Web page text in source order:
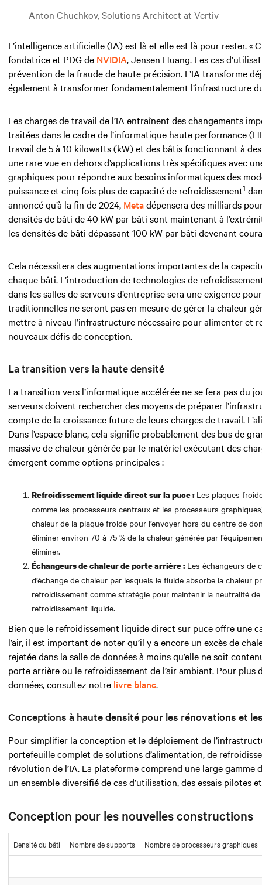
— Anton Chuchkov, Solutions Architect at Vertiv
L’intelligence artificielle (IA)est là et elle est là pour rester. «
fondatrice et PDG de NVIDIA, Jensen Huang. Les cas
prévention de la fraude de haute précision. L’IA transforme
également à transformer fondamentalement l’infrastructure
Les charges de travail de l’IA entraînent des changements
traitéesdans le cadre de l’informatique haute performance
travail de5 à 10 kilowatts (kW)et des bâtis fonctionnant à
une rare vue en dehors d’applications très spécifiques avec
graphiques pour répondre aux besoins informatiques des
puissance et cinq fois plus de capacité de refroidissement1
annoncé qu’à la fin de 2024, Metadépensera des milliards
densités de bâti de40 kW par bâti sont maintenant à
les densités de bâti dépassant 100 kW par bâti devenant
Cela nécessitera des augmentations importantes de la
chaque bâti. L’introduction de technologies de
dans les salles de serveurs d’entreprise sera une exigence
traditionnelles ne seront pas en mesure de gérer la chaleur
mettre à niveau l’infrastructure nécessaire pour alimenter et
nouveaux défis de conception.
La transition vers la haute densité
La transition vers l’informatique accélérée ne se fera pas du
serveurs doivent rechercher des moyens de préparer
compte de la croissance future de leurs charges de travail.
Dans l’espace blanc,cela signifie probablement des bus de
massive de chaleur générée par le matériel exécutant des
émergent comme options principales :
Refroidissement liquide direct sur la puce : Les plaques
comme les processeurs centraux et les processeurs
chaleur de la plaque froide pour l’envoyer hors du centre de
éliminer environ 70 à 75 % de la chaleur générée par
éliminer.
Échangeurs de chaleur de porte arrière : Les échangeurs de
d’échange de chaleur par lesquels le fluide absorbe la chaleur
refroidissement comme stratégie pour maintenir la neutralité
refroidissement liquide.
Bien que le refroidissement liquide direct sur puce offre une
l’air, il est important de noter qu’il y a encore un excès de
rejetée dans la salle de données à moins qu’elle ne soit
porte arrière ou le refroidissement de l’air ambiant. Pour
données, consultez notre livre blanc.
Conceptions à haute densité pour les rénovations et
Pour simplifier la conception et le déploiement de
portefeuille complet de solutions d’alimentation, de
révolution de l’IA. La plateforme comprend une large
un ensemble diversifié de cas d’utilisation, des essais pilotes
Conception pour les nouvelles constructions
Densité du bâti Nombre de supports Nombre de processeurs graphiques